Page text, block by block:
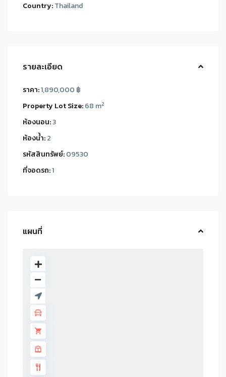
Country:Thailand
รายละเอียด
ราคา:1,890,000 ฿
Property Lot Size:68 m2
ห้องนอน:3
ห้องน้ำ:2
รหัสสินทรัพย์:09530
ที่จอดรถ:1
แผนที่